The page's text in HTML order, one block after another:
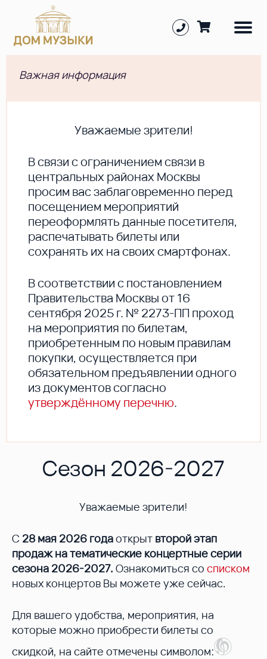
Важная информация
Уважаемые зрители!
В cвязи с ограничением связи в
центральных районах Москвы
просим вас заблаговременно перед
посещением мероприятий
переоформлять данные посетителя,
распечатывать билеты или
сохранять их на своих смартфонах.
В соответствии с постановлением
Правительства Москвы от 16
сентября 2025 г. № 2273-ПП проход
на мероприятия по билетам,
приобретенным по новым правилам
покупки, осуществляется при
обязательном предъявлении одного
из документов согласно
утверждённому перечню.
Сезон 2026-2027
Уважаемые зрители!
С 28 мая 2026 годаоткрыт второй этап
продаж на тематические концертные серии
сезона 2026-2027. Ознакомиться со списком
новых концертов Вы можете уже сейчас.
Для вашего удобства, мероприятия, на
которые можно приобрести билеты со
скидкой, на сайте отмечены символом: